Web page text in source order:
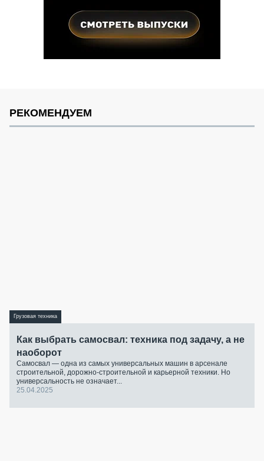
РЕКОМЕНДУЕМ
Грузовая техника
Как выбрать самосвал: техника под задачу, а не
наоборот
Самосвал — одна из самых универсальных машин в арсенале
строительной, дорожно-строительной и карьерной техники. Но
универсальность не означает...
25.04.2025